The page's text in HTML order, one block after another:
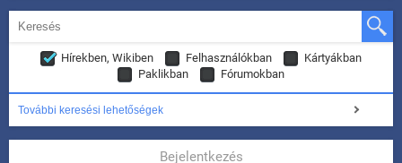
Hírekben, Wikiben Felhasználókban
Kártyákban
Paklikban
Fórumokban
További keresési lehetőségek
Bejelentkezés